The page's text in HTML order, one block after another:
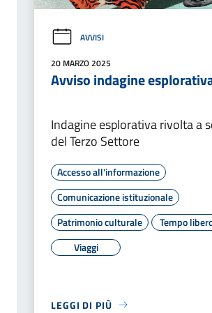
AVVISI
20 MARZO 2025
Avviso indagine
Indagine esplorativa rivolta a
del Terzo Settore
Accesso all'informazione
Comunicazione istituzionale
Patrimonio culturale
Tempo
Viaggi
LEGGI DI PIÙ